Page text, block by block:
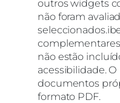
outros widgets
não foram
não estão
acessibilidade.
documentos
formato PDF.